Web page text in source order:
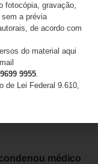
publicado
do Estadão
do STF
médico
fotocópia, gravação,
a prévia
de acordo com
do material aqui
9955.
de Lei Federal 9.610,